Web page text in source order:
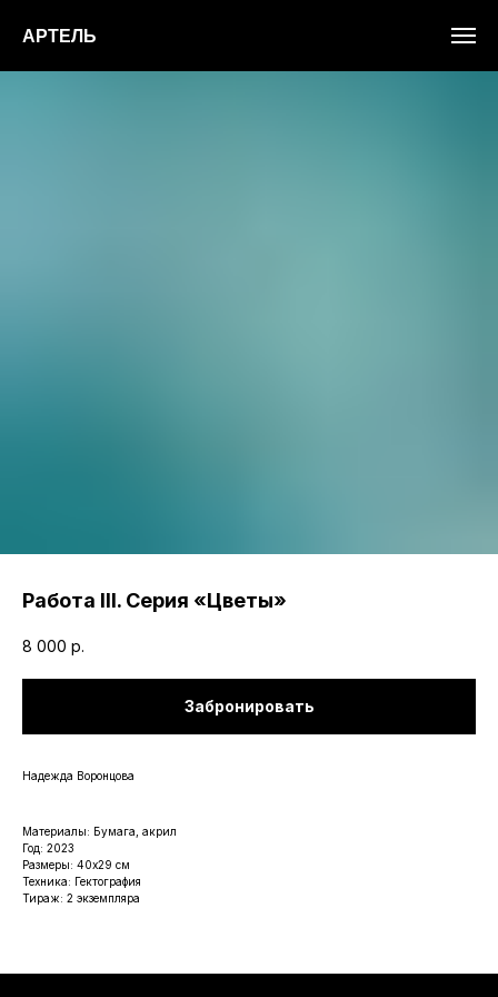
АРТЕЛЬ
Работа III. Серия «Цветы»
8 000 р.
Забронировать
Надежда Воронцова
Материалы: Бумага, акрил
Год: 2023
Размеры: 40х29 см
Техника: Гектография
Тираж: 2 экземпляра